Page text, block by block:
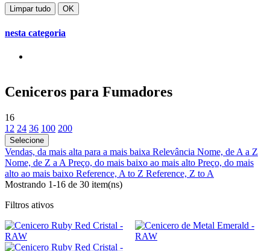
Limpar tudo OK
nesta categoria
Ceniceros para Fumadores
16
12 24 36 100 200
Selecione
Vendas, da mais alta para a mais baixa Relevância Nome, de A a Z
Nome, de Z a A Preço, do mais baixo ao mais alto Preço, do mais
alto ao mais baixo Reference, A to Z Reference, Z to A
Mostrando 1-16 de 30 item(ns)
Filtros ativos